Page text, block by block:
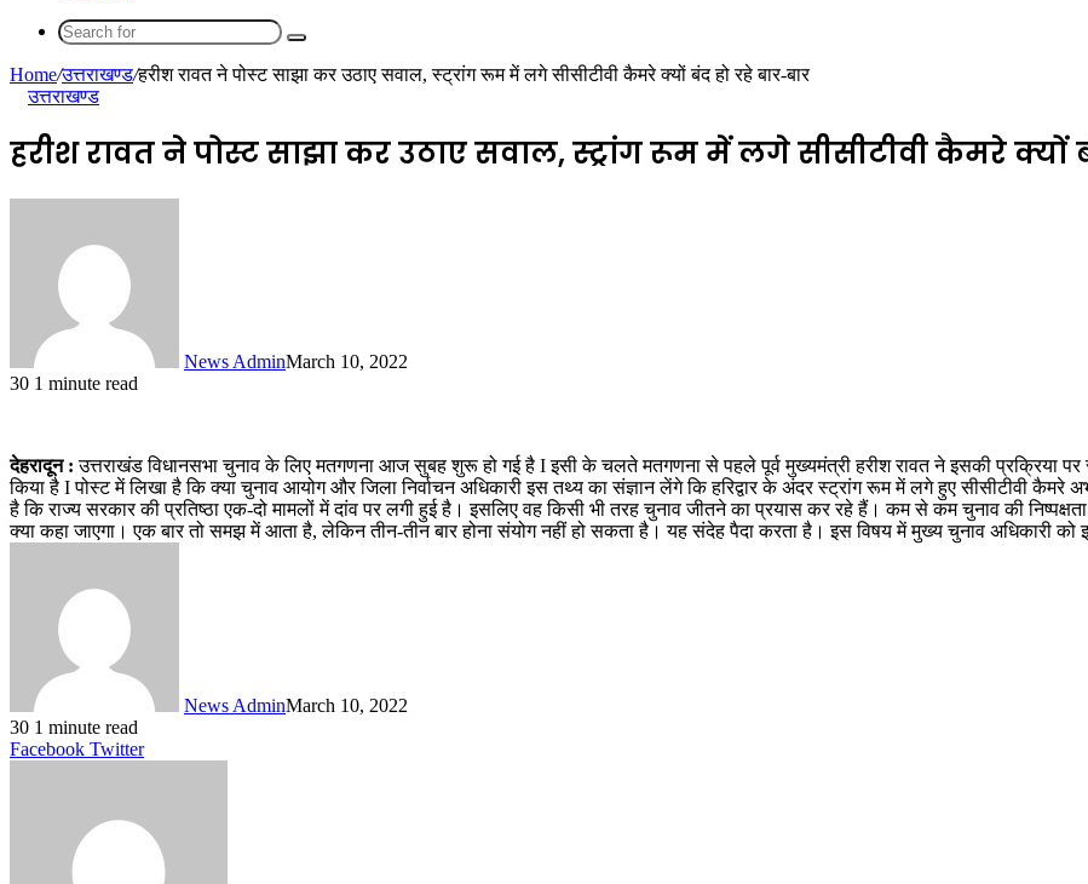
Search
Home/उत्तराखण्ड/हरीश रावत ने पोस्ट साझा कर उठाए सवाल, स्ट्रांग रूम में लगे सीसीटीवी कैमरे क्यों बंद हो रहे बार-बार
उत्तराखण्ड
हरीश रावत ने पोस्ट साझा कर उठाए सवाल, स्ट्रांग रूम में लगे सीसीटीवी कैमरे क्यों
News AdminMarch 10, 2022
30 1 minute read
देहरादून : उत्तराखंड विधानसभा चुनाव के लिए मतगणना आज सुबह शुरू हो गई है I इसी के चलते मतगणना से पहले पूर्व मुख्यमंत्री हरीश रावत ने इसकी
किया है I पोस्ट में लिखा है कि क्या चुनाव आयोग और जिला निर्वाचन अधिकारी इस तथ्य का संज्ञान लेंगे कि हरिद्वार के अंदर स्ट्रांग रूम में लगे हुए सीसीटीवी कैमरे
है कि राज्य सरकार की प्रतिष्ठा एक-दो मामलों में दांव पर लगी हुई है। इसलिए वह किसी भी तरह चुनाव जीतने का प्रयास कर रहे हैं। कम से कम चुनाव की
क्या कहा जाएगा। एक बार तो समझ में आता है, लेकिन तीन-तीन बार होना संयोग नहीं हो सकता है। यह संदेह पैदा करता है। इस विषय में मुख्य चुनाव अधिकारी को
News AdminMarch 10, 2022
30 1 minute read
Facebook TwitterLinkedIn
Tumblr
Pinterest
Reddit
VKontakte
Share
Print